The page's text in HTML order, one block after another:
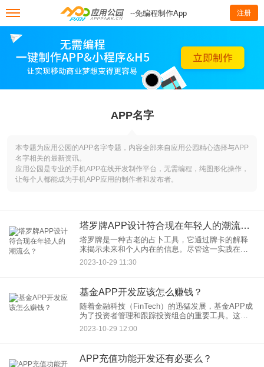
--免编程制作App 注册
APP名字
本专题为应用公园的APP名字专题，内容全部来自应用公园精心选择与APP
名字相关的最新资讯。
应用公园是专业的手机APP在线开发制作平台，无需编程，纯图形化操作，
让每个人都能成为手机APP应用的制作者和发布者。
塔罗牌APP设计符合现在年轻人的潮流么？
塔罗牌是一种古老的占卜工具，它通过牌卡的解释
来揭示未来和个人内在的信息。尽管这一实践在过
去主要受到神秘主义爱好者和超自然信仰者的青
睐，但随着移动技术的崛起，塔罗牌APP逐渐流行
2023-10-29 11:30
基金APP开发应该怎么赚钱？
随着金融科技（FinTech）的迅猛发展，基金APP成
为了投资者管理和跟踪投资组合的重要工具。这些
APP提供了方便的投资平台，以帮助用户管理他们
的资产，但开发和维护这些APP需要资金支持。那
2023-10-29 12:00
APP充值功能开发还有必要么？